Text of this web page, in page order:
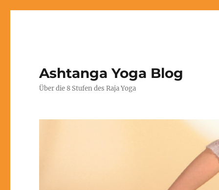
Ashtanga Yoga Blog
Über die 8 Stufen des Raja Yoga